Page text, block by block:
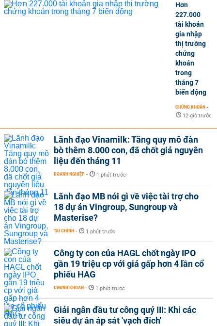
Hơn
227.000
tài khoản
gia nhập
thị trường
chứng
khoán
trong
tháng 7
biến động
CHỨNG KHOÁN -
12 giờ trước
Lãnh đạo Vinamilk: Tăng quy mô đàn
bò thêm 8.000 con, đã chốt giá nguyên
liệu đến tháng 11
DOANH NGHIỆP - 1 phút trước
Lãnh đạo MB nói gì về việc tài trợ cho
18 dự án Vingroup, Sungroup và
Masterise?
TÀI CHÍNH - 1 phút trước
Công ty con của HAGL chốt ngày IPO
gần 19 triệu cp với giá gấp hơn 4 lần cổ
phiếu HAG
CHỨNG KHOÁN - 1 phút trước
Giải ngân đầu tư công quý III: Khi các
siêu dự án áp sát 'vạch đích'